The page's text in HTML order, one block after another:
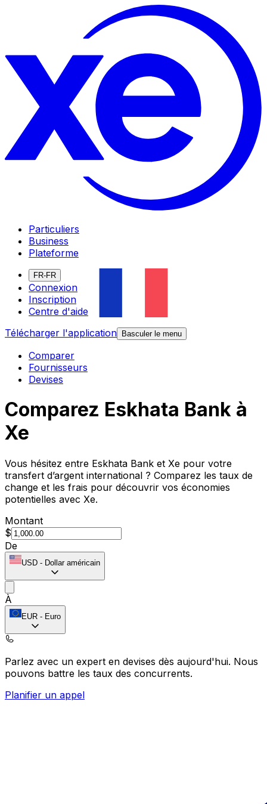
Particuliers
Business
Plateforme
FR-FR
Connexion
Inscription
Centre d'aide
Télécharger l'application
Basculer le menu
Comparer
Fournisseurs
Devises
Comparez Eskhata Bank à
Xe
Vous hésitez entre Eskhata Bank et Xe pour votre
transfert d’argent international ? Comparez les taux de
change et les frais pour découvrir vos économies
potentielles avec Xe.
Montant
$
De
USD - Dollar américain
À
EUR - Euro
Parlez avec un expert en devises dès aujourd'hui. Nous
pouvons battre les taux des concurrents.
Planifier un appel